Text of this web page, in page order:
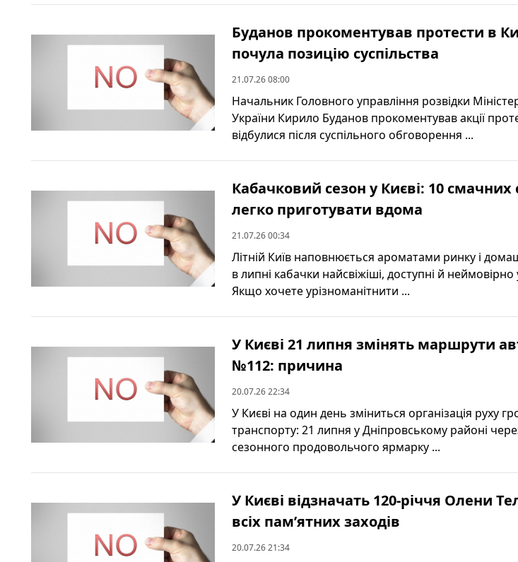
Буданов прокоментував протести в
почула позицію суспільства
21.07.26 08:00
Начальник Головного управління розвідки
України Кирило Буданов прокоментував акції
відбулися після суспільного обговорення ...
Кабачковий сезон у Києві: 10 смачних
легко приготувати вдома
21.07.26 00:34
Літній Київ наповнюється ароматами ринку і
в липні кабачки найсвіжіші, доступні й неймовірно
Якщо хочете урізноманітнити ...
У Києві 21 липня змінять маршрути
№112: причина
20.07.26 22:34
У Києві на один день зміниться організація руху
транспорту: 21 липня у Дніпровському районі
сезонного продовольчого ярмарку ...
У Києві відзначать 120-річчя Олени
всіх пам’ятних заходів
20.07.26 21:34